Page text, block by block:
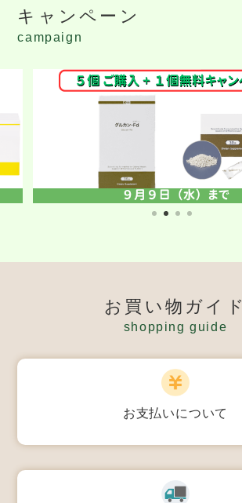
キャンペーン
campaign
お買い物ガイド
shopping guide
お支払いについて